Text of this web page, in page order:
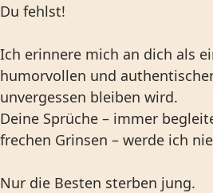
Du fehlst!
Ich erinnere mich an dich als
humorvollen und
unvergessen bleiben wird.
Deine Sprüche – immer
frechen Grinsen – werde ich
Nur die Besten sterben jung.